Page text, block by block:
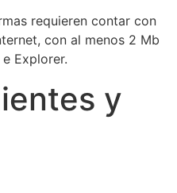
requieren contar con
con al menos 2 Mb
Explorer.
y